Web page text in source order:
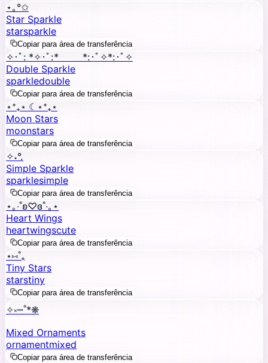
⋆｡°✩
Star Sparkle
starsparkle
Copiar para área de transferência
✧･ﾟ: *✧･ﾟ:* *:･ﾟ✧*:･ﾟ✧
Double Sparkle
sparkledouble
Copiar para área de transferência
⋆⁺₊⋆ ☾⋆⁺₊⋆
Moon Stars
moonstars
Copiar para área de transferência
✧˖°.
Simple Sparkle
sparklesimple
Copiar para área de transferência
⋆｡‧˚ʚ♡ɞ˚‧｡⋆
Heart Wings
heartwingscute
Copiar para área de transferência
⋆⑅˚₊
Tiny Stars
starstiny
Copiar para área de transferência
✧༝┉˚*❋
Mixed Ornaments
ornamentmixed
Copiar para área de transferência